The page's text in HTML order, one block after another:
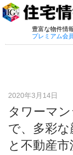
豊富な物件情
プレミアム会
ナビゲーシ
い
暮
し
に
役
2020年3月14日
タワーマ
で、多彩
と不動産市